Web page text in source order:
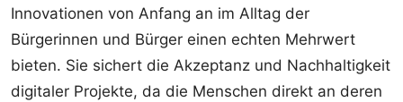
Innovationen von Anfang an im Alltag der
Bürgerinnen und Bürger einen echten Mehrwert
bieten. Sie sichert die Akzeptanz und Nachhaltigkeit
digitaler Projekte, da die Menschen direkt an deren